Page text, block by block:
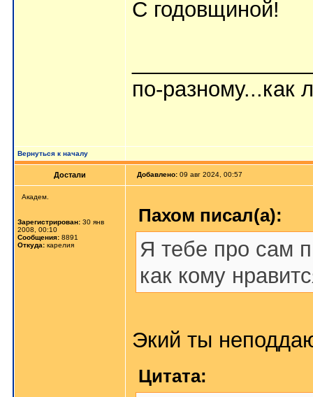
С годовщиной!
по-разному...как
Вернуться к началу
Достали Добавлено: 09 авг 2024, 00:57
Академ.
Зарегистрирован: 30 янв
2008, 00:10
Сообщения: 8891
Откуда: карелия
Пахом писал(а):
Я тебе про сам
как кому
Экий ты
Цитата: